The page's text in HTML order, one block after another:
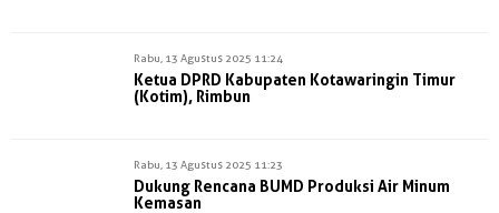
Rabu, 13 Agustus 2025 11:24
Ketua DPRD Kabupaten Kotawaringin Timur
(Kotim), Rimbun
Rabu, 13 Agustus 2025 11:23
Dukung Rencana BUMD Produksi Air Minum
Kemasan